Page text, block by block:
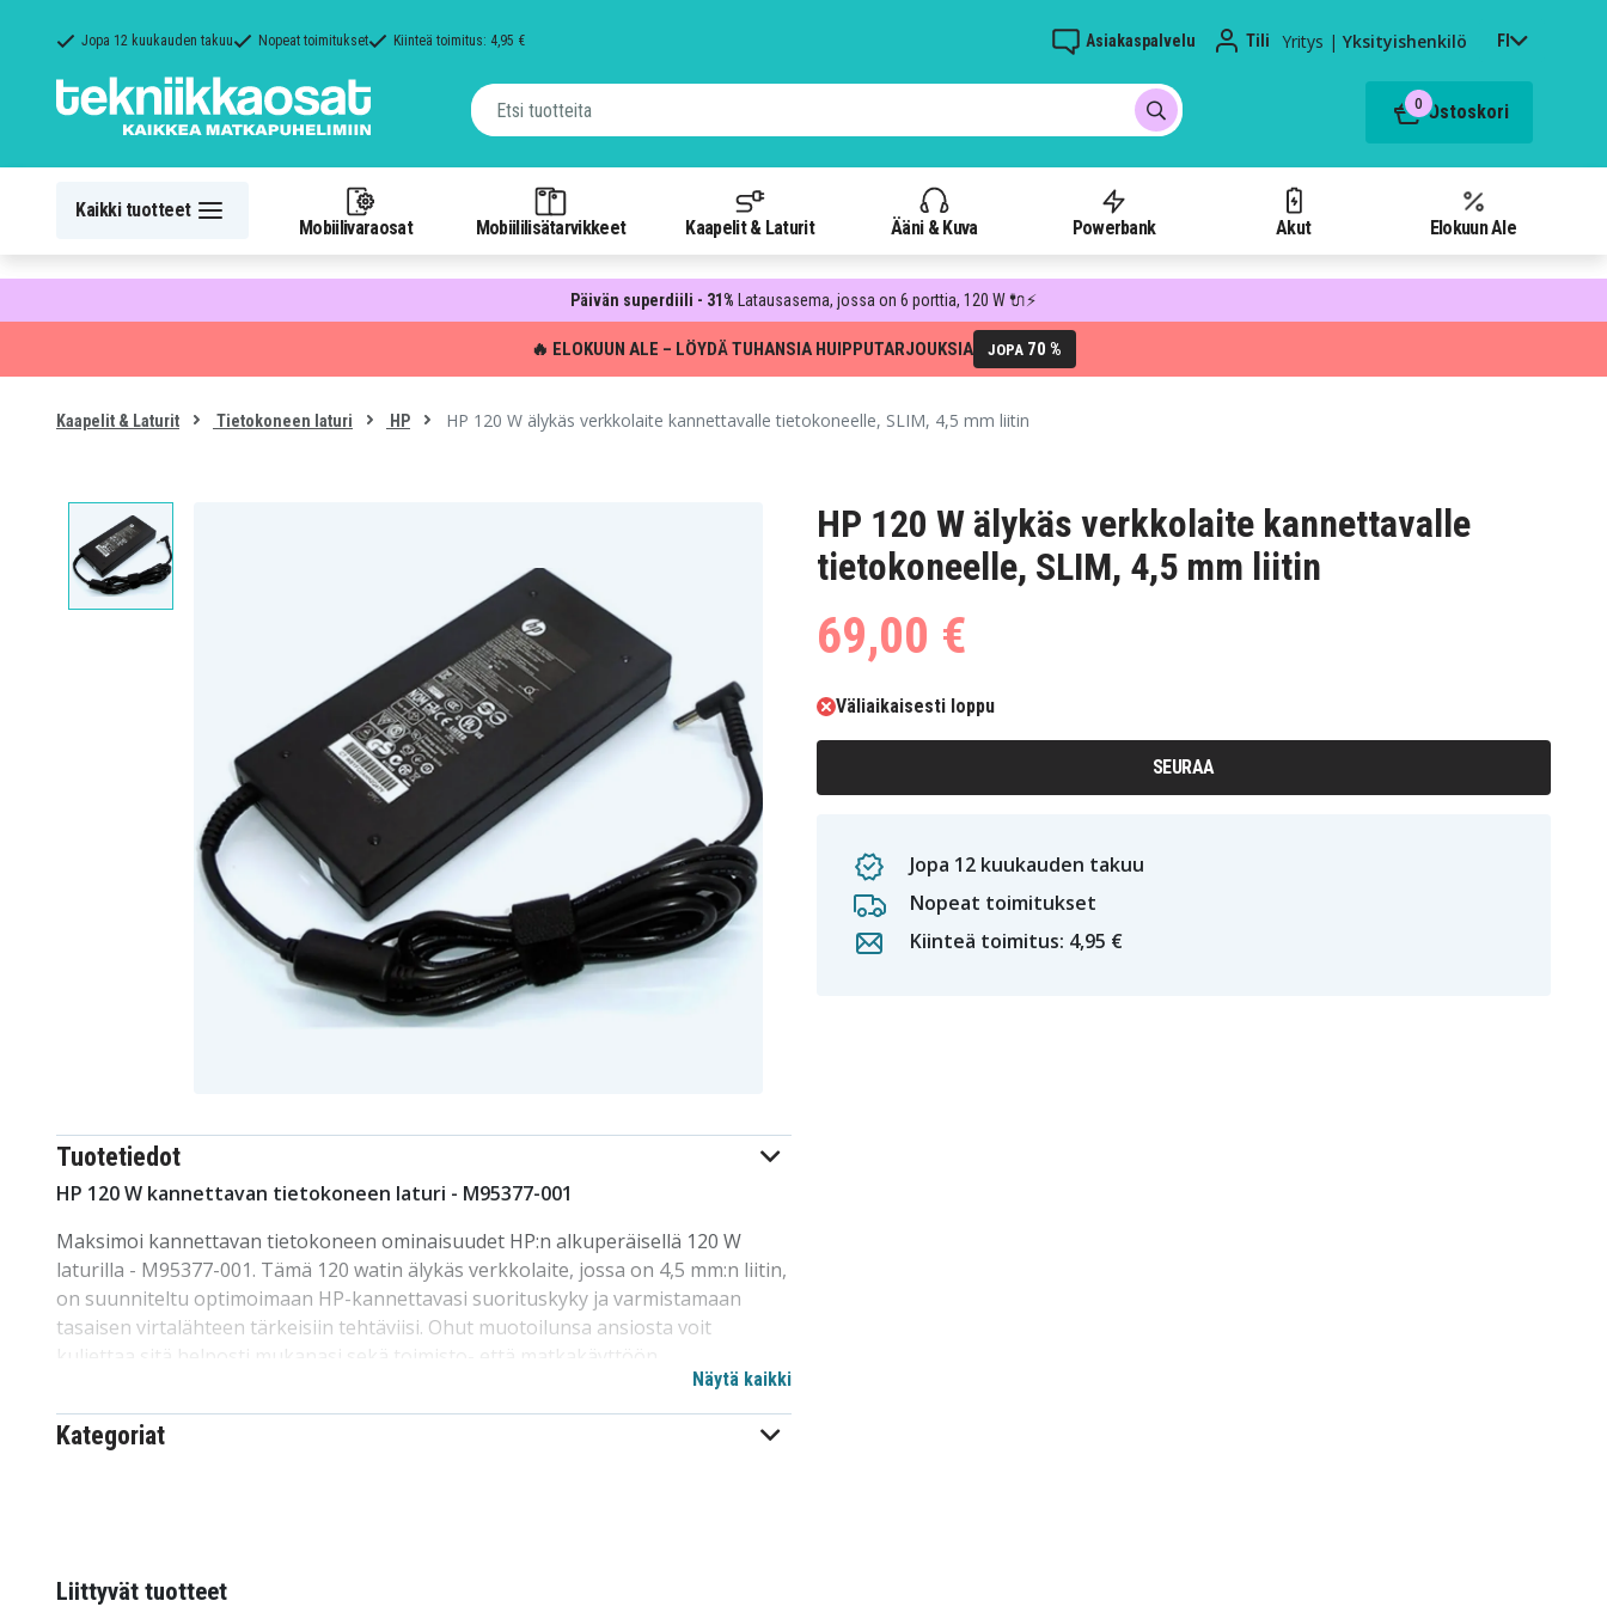
Jopa 12 kuukauden takuu Nopeat toimitukset Kiinteä toimitus: 4,95 € Asiakaspalvelu Tili Yritys | Yksityishenkilö FI
0 Ostoskori
Kaikki tuotteet
Mobiilivaraosat Mobiililisätarvikkeet Kaapelit & Laturit Ääni & Kuva Powerbank Akut Elokuun Ale
Päivän superdiili - 31% Latausasema, jossa on 6 porttia, 120 W 🔌⚡
🔥 ELOKUUN ALE – LÖYDÄ TUHANSIA HUIPPUTARJOUKSIA JOPA 70 %
Kaapelit & Laturit Tietokoneen laturi HP HP 120 W älykäs verkkolaite kannettavalle tietokoneelle, SLIM, 4,5 mm liitin
HP 120 W älykäs verkkolaite kannettavalle
tietokoneelle, SLIM, 4,5 mm liitin
69,00 €
Väliaikaisesti loppu
SEURAA
Jopa 12 kuukauden takuu
Nopeat toimitukset
Kiinteä toimitus: 4,95 €
Tuotetiedot
HP 120 W kannettavan tietokoneen laturi - M95377-001
Maksimoi kannettavan tietokoneen ominaisuudet HP:n alkuperäisellä 120 W
laturilla - M95377-001. Tämä 120 watin älykäs verkkolaite, jossa on 4,5 mm:n liitin,
on suunniteltu optimoimaan HP-kannettavasi suorituskyky ja varmistamaan
tasaisen virtalähteen tärkeisiin tehtäviisi. Ohut muotoilunsa ansiosta voit
kuljettaa sitä helposti mukanasi sekä toimisto- että matkakäyttöön.
tarjoaa vankan virtalähteen kannettavalle tietokoneellesi. 4,5 mm:n liittimellä ja
Näytä kaikki
Kategoriat
Liittyvät tuotteet